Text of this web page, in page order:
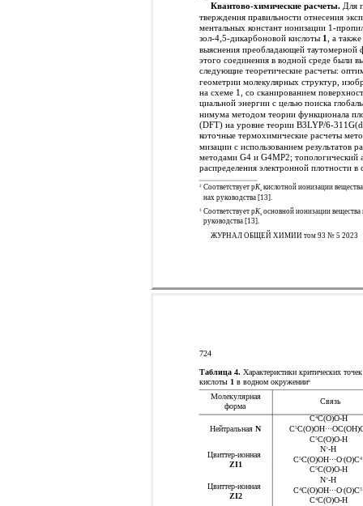
Квантово-химические расчеты. Для
тверждения правильности отнесения
ментальных констант ионизации 1-
зол-4,5-дикарбоновой кислоты 1
, а
выяснения преобладающей таутомерной
этого соединения в водной среде были
следующие теоретические расчеты:
геометрии молекулярных структур,
на схеме 1, со сканированием
циальной энергии с целью поиска
нимума методом теории функционала
(DFT) на уровне теории B3LYP/6-
коточные термохимические расчеты
мизации с использованием результатов
методами G4 и G4MP2; топологический
распределения электронной плотности в
2Соответствует pKaкислотной ионизации
нах руководства [13].
3Соответствует pKa основной ионизации вещества
руководства [13].
ЖУРНАЛ ОБЩЕЙ ХИМИИ том 93 № 5 2023
724
Таблица 4. Характеристики критических
кислоты 1 в водном окруженииа
Молекулярная
Связь
форма
C4С(О)О-Н
Нейтральная N C5
C5С(О)О-Н
N+-H
Цвиттер-ионная C5C(O)OH···O-(O)C4
ZI1
C5С(О)О-Н
N+-H
Цвиттер-ионная C 4C(O)OH···O- (O)C5
ZI2 C4С(О)О-Н